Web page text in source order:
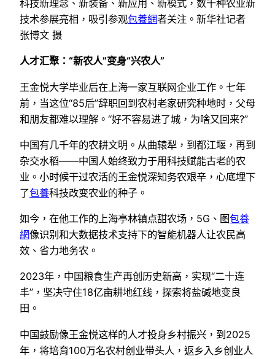
科技新理念、新装备、新应用、新模式，数千种农业新
技术参展亮相，吸引参观包養網者关注。新华社记者
张博文 摄
人才汇聚：“新农人”变身“兴农人”
王金悦大学毕业后在上海一家互联网企业工作。七年
前，当这位“85后”辞职回到农村老家研究种地时，父母
和朋友都难以理解。“好不容易进了城，为啥又回来?”
中国有几千年的农耕文明。从曲辕犁，到都江堰，再到
杂交水稻——中国人始终致力于用科技赋能古老的农
业。小时候干过农活的王金悦深知务农艰辛，心底埋下
了包養科技改变农业的种子。
如今，在他工作的上海亭林镇点甜农场，5G、图包養
網像识别和大数据技术支持下的智能机器人让农民高
效、省力地务农。
2023年，中国粮食生产再创历史新高，实现“二十连
丰”，坚决守住18亿亩耕地红线，探索将盐碱地变良
田。
中国鼓励像王金悦这样的人才投身乡村振兴，到2025
年，将培育100万名农村创业带头人，返乡入乡创业人